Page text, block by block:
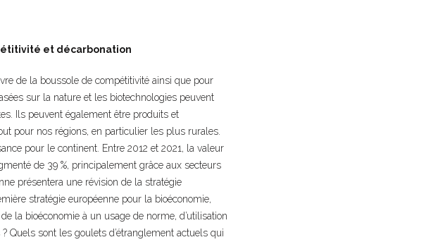
et décarbonation
de la boussole de compétitivité ainsi que pour
sur la nature et les biotechnologies peuvent
Ils peuvent également être produits et
pour nos régions, en particulier les plus rurales.
pour le continent. Entre 2012 et 2021, la valeur
de 39 %, principalement grâce aux secteurs
présentera une révision de la stratégie
stratégie européenne pour la bioéconomie,
la bioéconomie à un usage de norme, d’utilisation
Quels sont les goulets d’étranglement actuels qui